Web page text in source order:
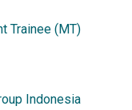
Trainee (MT)
Indonesia